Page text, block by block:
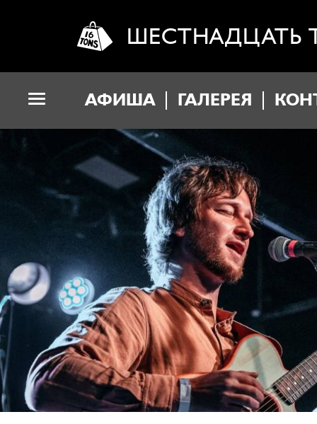
ШЕСТНАДЦАТЬ
АФИША ГАЛЕРЕЯ